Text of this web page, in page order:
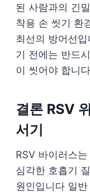
된 사람과의 긴
착용 손 씻기 환
최선의 방어선
기 전에는 반드
이 씻어야 합니다
결론 RSV
서기
RSV 바이러스
심각한 호흡기
원인입니다 일